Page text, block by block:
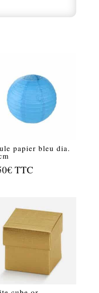
papier bleu dia.
€ TTC